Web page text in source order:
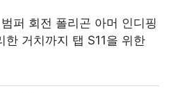
퍼 회전 폴리곤 아머 인디핑
한 거치까지 탭 S11을 위한